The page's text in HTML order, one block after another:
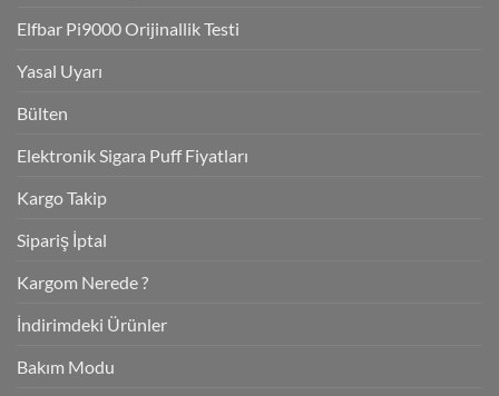
Elfbar Pi9000 Orijinallik Testi
Yasal Uyarı
Bülten
Elektronik Sigara Puff Fiyatları
Kargo Takip
Sipariş İptal
Kargom Nerede ?
İndirimdeki Ürünler
Bakım Modu